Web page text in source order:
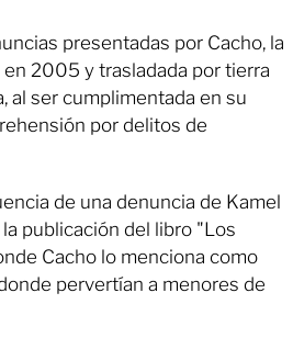
presentadas por Cacho, la
2005 y trasladada por tierra
al ser cumplimentada en su
por delitos de
de una denuncia de Kamel
publicación del libro "Los
Cacho lo menciona como
pervertían a menores de